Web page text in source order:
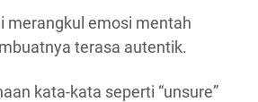
merangkul emosi mentah
terasa autentik.
kata-kata seperti “unsure”